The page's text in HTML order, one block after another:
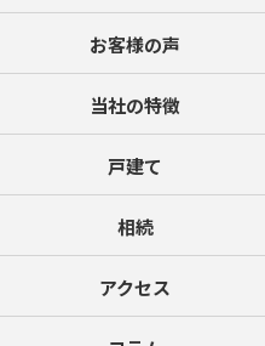
お客様の声
当社の特徴
戸建て
相続
アクセス